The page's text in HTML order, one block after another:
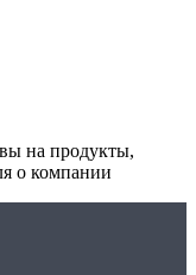
на продукты,
о компании